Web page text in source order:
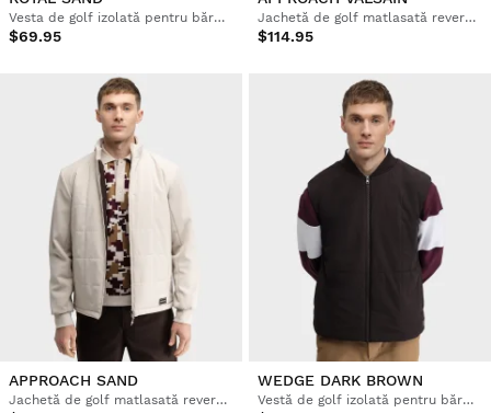
Vesta de golf izolată pentru bărbați
$69.95
Jachetă de golf matlasată reversibilă pentru bărbați
$114.95
APPROACH SAND
Jachetă de golf matlasată reversibilă pentru bărbați
WEDGE DARK BROWN
Vestă de golf izolată pentru bărbați